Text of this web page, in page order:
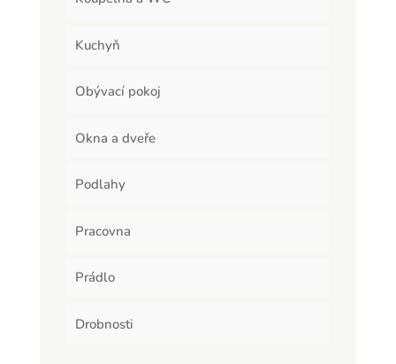
Kuchyň
Obývací pokoj
Okna a dveře
Podlahy
Pracovna
Prádlo
Drobnosti